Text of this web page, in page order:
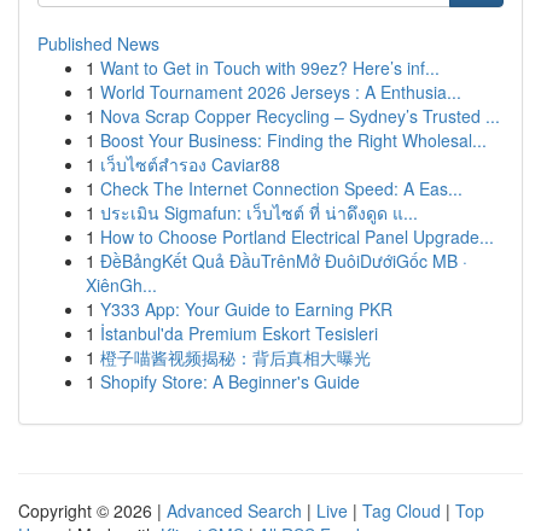
Published News
1 Want to Get in Touch with 99ez? Here’s inf...
1 World Tournament 2026 Jerseys : A Enthusia...
1 Nova Scrap Copper Recycling – Sydney’s Trusted ...
1 Boost Your Business: Finding the Right Wholesal...
1 เว็บไซต์สำรอง Caviar88
1 Check The Internet Connection Speed: A Eas...
1 ประเมิน Sigmafun: เว็บไซต์ ที่ น่าดึงดูด แ...
1 How to Choose Portland Electrical Panel Upgrade...
1 ĐềBảngKết Quả ĐầuTrênMở ĐuôiDướiGốc MB ·
XiênGh...
1 Y333 App: Your Guide to Earning PKR
1 İstanbul'da Premium Eskort Tesisleri
1 橙子喵酱视频揭秘：背后真相大曝光
1 Shopify Store: A Beginner's Guide
Copyright © 2026 | Advanced Search | Live | Tag Cloud | Top